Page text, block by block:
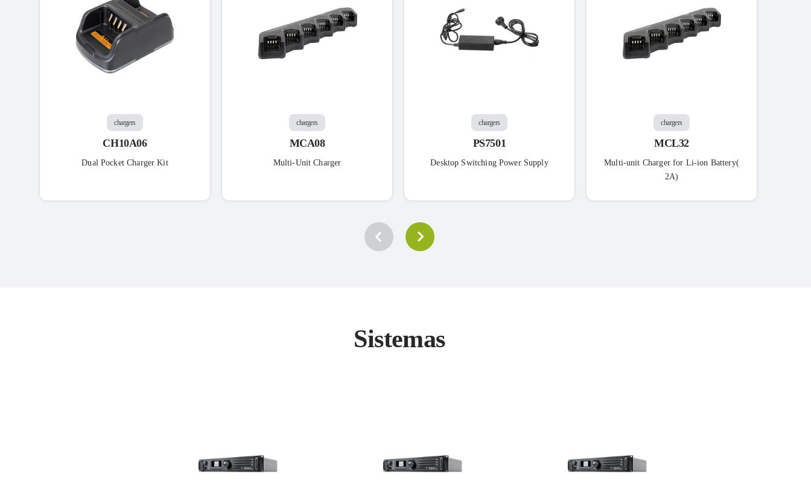
chargers
CH10A06
Dual Pocket Charger Kit
chargers
MCA08
Multi-Unit Charger
chargers
PS7501
Desktop Switching Power Supply
chargers
MCL32
Multi-unit Charger for Li-ion Battery(
2A)
Sistemas